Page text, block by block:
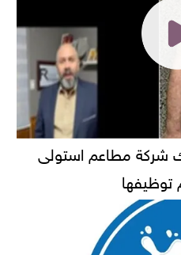
شركة مطاعم استولى
توظيفها